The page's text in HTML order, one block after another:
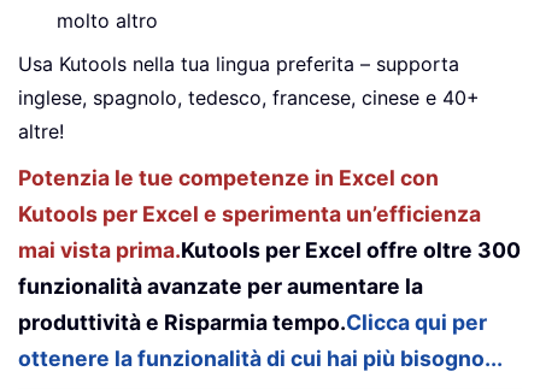
molto altro
Usa Kutools nella tua lingua preferita – supporta
inglese, spagnolo, tedesco, francese, cinese e 40+
altre!
Potenzia le tue competenze in Excel con
Kutools per Excel e sperimenta un’efficienza
mai vista prima.Kutools per Excel offre oltre 300
funzionalità avanzate per aumentare la
produttività e Risparmia tempo.Clicca qui per
ottenere la funzionalità di cui hai più bisogno...